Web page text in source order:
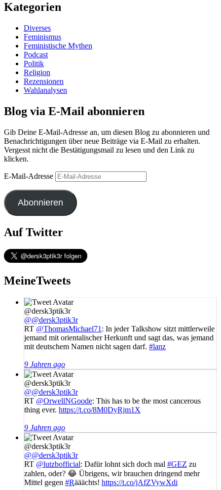
Kategorien
Diverses
Feminismus
Feministische Mythen
Podcast
Politik
Religion
Rezensionen
Wahlanalysen
Blog via E-Mail abonnieren
Gib Deine E-Mail-Adresse an, um diesen Blog zu abonnieren und
Benachrichtigungen über neue Beiträge via E-Mail zu erhalten.
Vergesst nicht die Bestätigungsmail zu lesen und den Link zu
klicken.
E-Mail-Adresse
Abonnieren
Auf Twitter
MeineTweets
@dersk3ptik3r
@@dersk3ptik3r
RT @ThomasMichael71 : In jeder Talkshow sitzt mittlerweile
jemand mit orientalischer Herkunft und sagt das, was jemand
mit deutschem Namen nicht sagen darf. #lanz
9 Jahren ago
@dersk3ptik3r
@@dersk3ptik3r
RT @OrwellNGoode: This has to be the most cancerous
thing ever. https://t.co/8M0DyRjm1X
9 Jahren ago
@dersk3ptik3r
@@dersk3ptik3r
RT @lutzbofficial: Dafür lohnt sich doch mal #GEZ zu
zahlen, oder? 😂 Übrigens, wir brauchen dringend mehr
Mittel gegen #Rääächts! https://t.co/jAfZVywXdi